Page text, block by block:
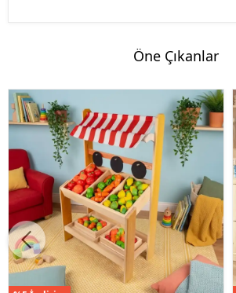
Öne Çıkanlar